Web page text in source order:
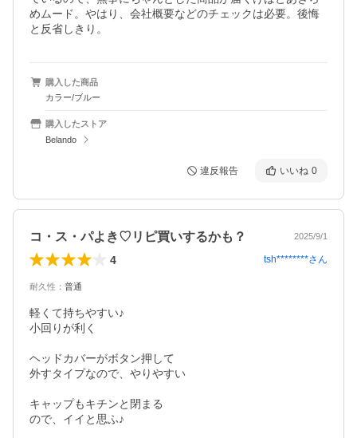
めムード。やはり、会社概要などのチェックは必要。後悔
と反省しきり。
購入した商品
カラー/ブルー
購入したストア
Belando
違反報告 いいね 0
コ・ス・パよき♡リピ買いするかも？ 2025/9/1
4 tsh********さん
耐久性 ： 普通
軽くて持ちやすい♪
小回りが利く
ヘッドカバーがボタン押して
外すタイプなので、やりやすい
キャップもキチンと閉まる
ので、イイと思ふ♪